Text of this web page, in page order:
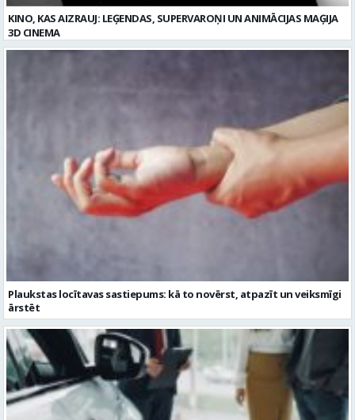
KINO, KAS AIZRAUJ: LEĢENDAS, SUPERVAROŅI UN ANIMĀCIJAS MAĢIJA
3D CINEMA
Plaukstas locītavas sastiepums: kā to novērst, atpazīt un veiksmīgi
ārstēt